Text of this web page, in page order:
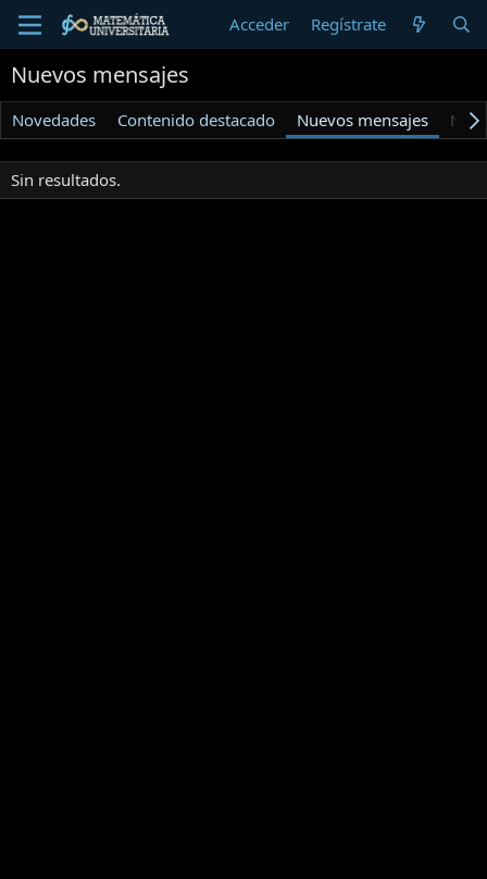
Acceder Regístrate
Nuevos mensajes
Novedades Contenido destacado Nuevos mensajes
Sin resultados.